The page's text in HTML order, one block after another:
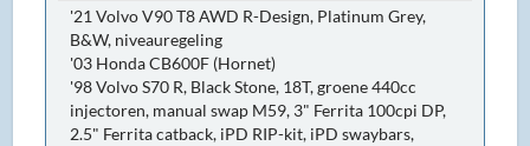
'21 Volvo V90 T8 AWD R-Design, Platinum Grey,
B&W, niveauregeling
'03 Honda CB600F (Hornet)
'98 Volvo S70 R, Black Stone, 18T, groene 440cc
injectoren, manual swap M59, 3" Ferrita 100cpi DP,
2.5" Ferrita catback, iPD RIP-kit, iPD swaybars,